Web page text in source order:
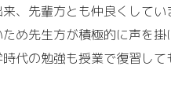
、先輩方とも仲良くしてい
め先生方が積極的に声を
代の勉強も授業で復習し